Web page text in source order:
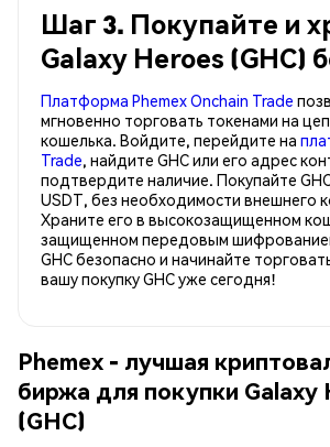
Шаг 3. Покупайте и
Galaxy Heroes (GHC)
Платформа Phemex Onchain Trade
мгновенно торговать токенами на
кошелька. Войдите, перейдите на
Trade, найдите GHC или его адрес
подтвердите наличие. Покупайте
USDT, без необходимости внешнего
Храните его в высокозащищенном
защищенном передовым
GHC безопасно и начинайте
вашу покупку GHC уже сегодня!
Phemex - лучшая
биржа для покупки Galaxy
(GHC)